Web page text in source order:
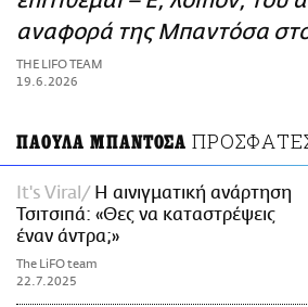
ΑΜΠΑ
PRINT
αναφορά της Μπαντόσα
THE LIFO TEAM
19.6.2026
ΠΑΟΥΛΑ ΜΠΑΝΤΟΣΑ
It's Viral
Η αινιγματική ανάρτηση
Τσιτσιπά: «Θες να καταστρέψεις
έναν άντρα;»
The LiFO team
22.7.2025